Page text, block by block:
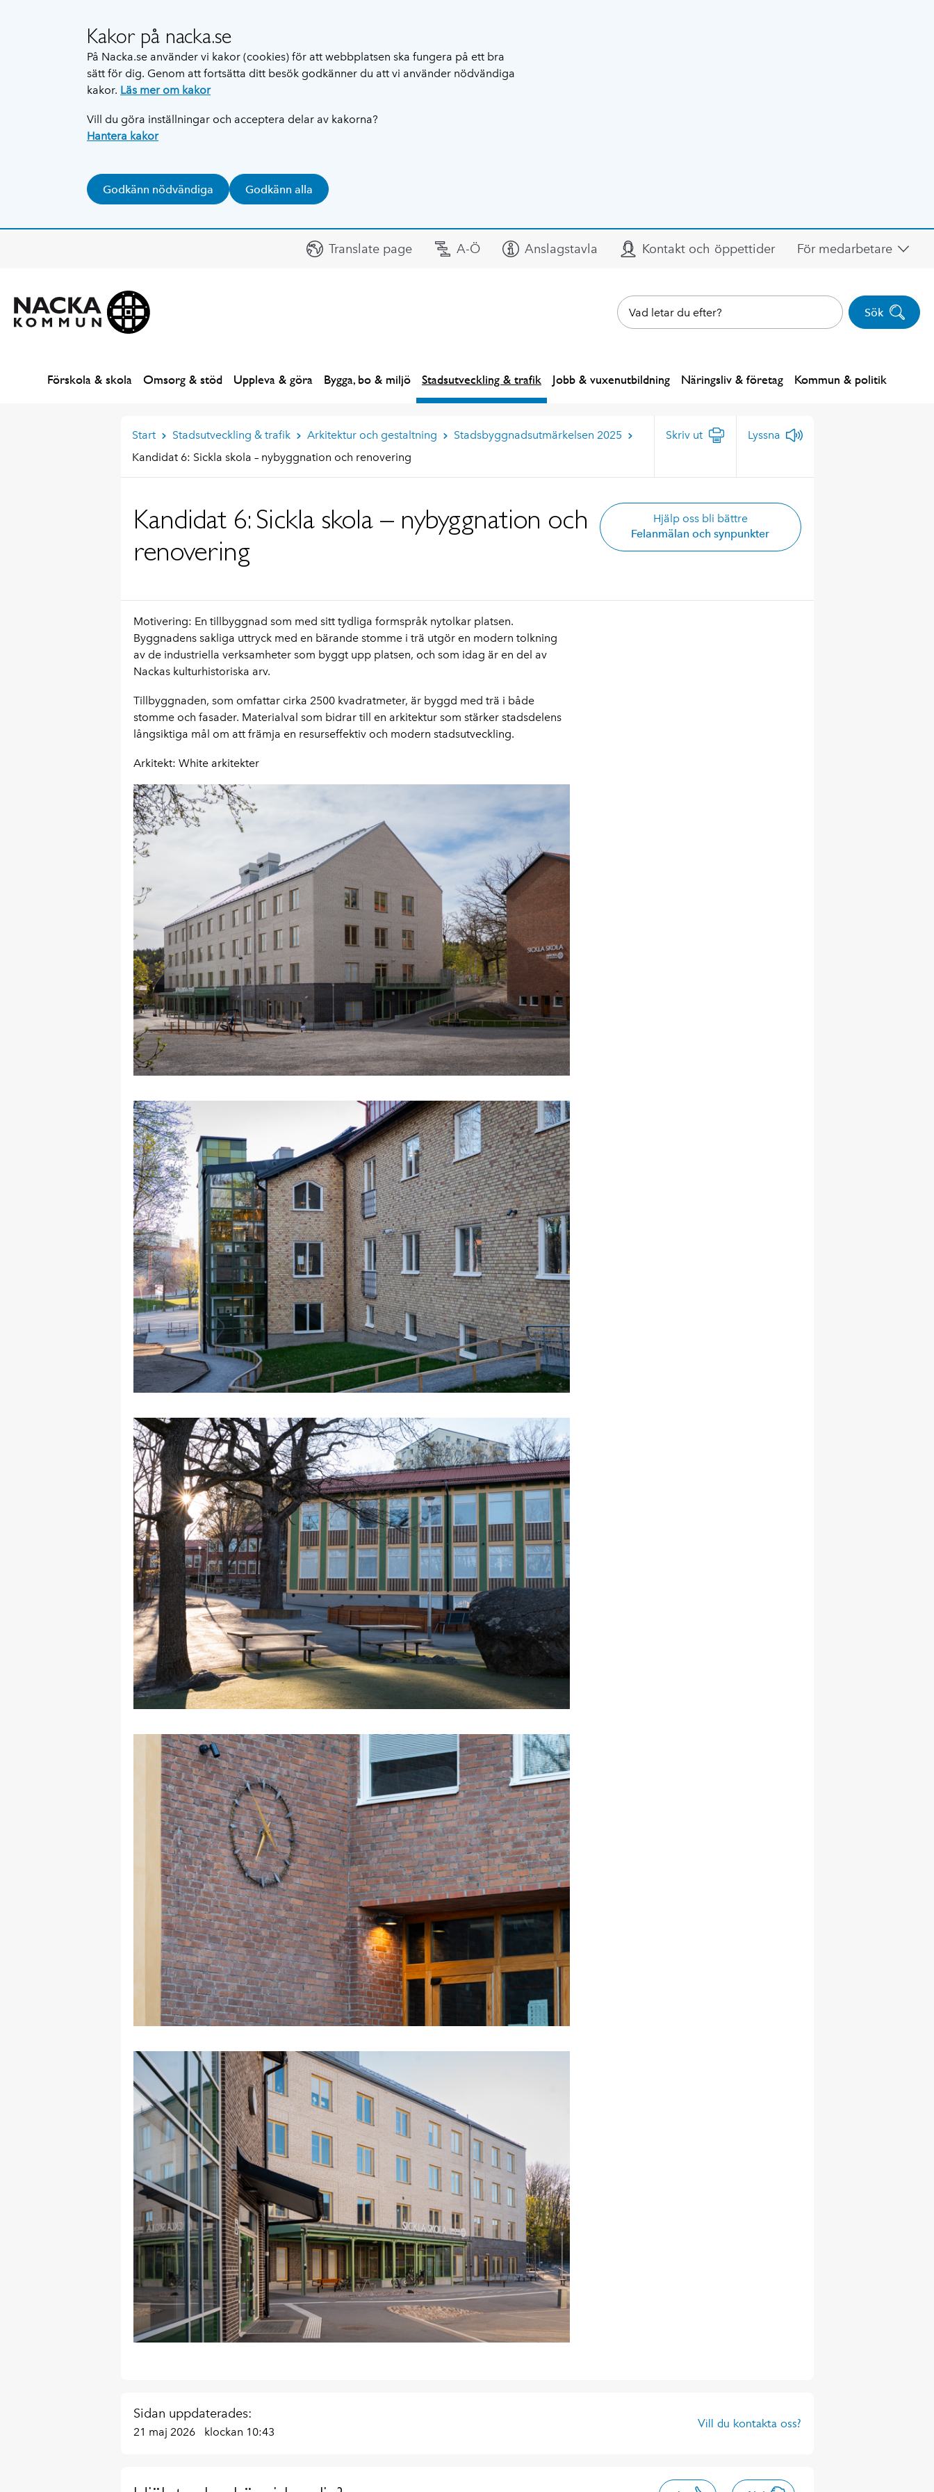
Kakor på nacka.se
På Nacka.se använder vi kakor (cookies) för att webbplatsen ska fungera på ett bra
sätt för dig. Genom att fortsätta ditt besök godkänner du att vi använder nödvändiga
kakor. Läs mer om kakor
Vill du göra inställningar och acceptera delar av kakorna?
Hantera kakor
Godkänn nödvändiga Godkänn alla
Translate page A-Ö Anslagstavla Kontakt och öppettider För medarbetare
Sök
Förskola & skola Omsorg & stöd Uppleva & göra Bygga, bo & miljö Stadsutveckling & trafik Jobb & vuxenutbildning Näringsliv & företag Kommun & politik
Start Stadsutveckling & trafik Arkitektur och gestaltning
Stadsbyggnadsutmärkelsen 2025
Kandidat 6: Sickla skola – nybyggnation och renovering
Skriv ut Lyssna
Kandidat 6: Sickla skola – nybyggnation och
renovering
Hjälp oss bli bättre
Felanmälan och synpunkter
Motivering: En tillbyggnad som med sitt tydliga formspråk nytolkar platsen.
Byggnadens sakliga uttryck med en bärande stomme i trä utgör en modern tolkning
av de industriella verksamheter som byggt upp platsen, och som idag är en del av
Nackas kulturhistoriska arv.
Tillbyggnaden, som omfattar cirka 2500 kvadratmeter, är byggd med trä i både
stomme och fasader. Materialval som bidrar till en arkitektur som stärker stadsdelens
långsiktiga mål om att främja en resurseffektiv och modern stadsutveckling.
Arkitekt: White arkitekter
Sidan uppdaterades:
21 maj 2026 klockan 10:43
Vill du kontakta oss?